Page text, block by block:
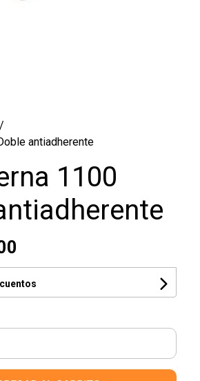
antiadherente
1100